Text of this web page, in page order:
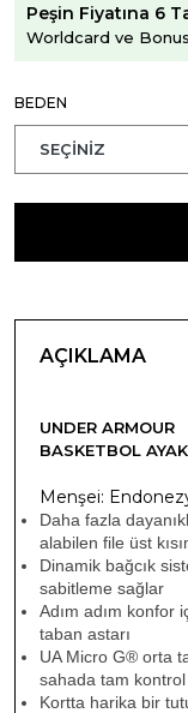
Peşin Fiyatına 6
Worldcard ve
BEDEN
AÇIKLAMA
UNDER ARMOUR
BASKETBOL
Menşei:
Daha fazla
alabilen file üst
Dinamik bağcık
sabitleme sağlar
Adım adım konfor
taban astarı
UA Micro G® orta
sahada tam
Kortta harika bir